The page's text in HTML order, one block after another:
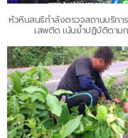
หัวหินสนธิกำลังตรวจสถานบริก
เสพติด เน้นย้ำปฏิบัติตาม